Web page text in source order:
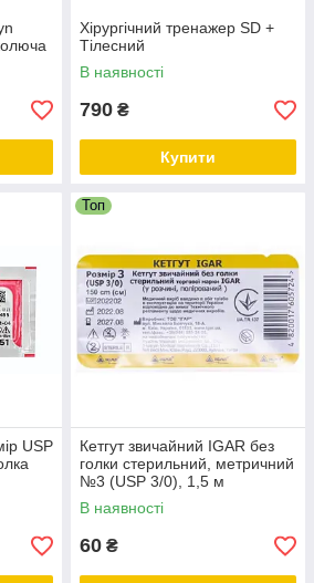
90
Хірургічний тренажер SD +
Тілесний
В наявності
790 ₴
Купити
USP
Топ
Кетгут звичайний IGAR без
голки стерильний, метричний
№3 (USP 3/0), 1,5 м
В наявності
60 ₴